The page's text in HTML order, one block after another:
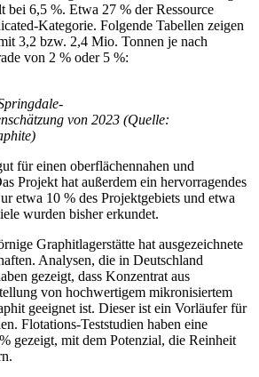
bei 6,5 %. Etwa 27 % der Ressource
Kategorie. Folgende Tabellen zeigen
3,2 bzw. 2,4 Mio. Tonnen je nach
von 2 % oder 5 %:
von 2023 (Quelle:
für einen oberflächennahen und
Projekt hat außerdem ein hervorragendes
etwa 10 % des Projektgebiets und etwa
wurden bisher erkundet.
Graphitlagerstätte hat ausgezeichnete
Analysen, die in Deutschland
gezeigt, dass Konzentrat aus
von hochwertigem mikronisiertem
geeignet ist. Dieser ist ein Vorläufer für
Flotations-Teststudien haben eine
gezeigt, mit dem Potenzial, die Reinheit